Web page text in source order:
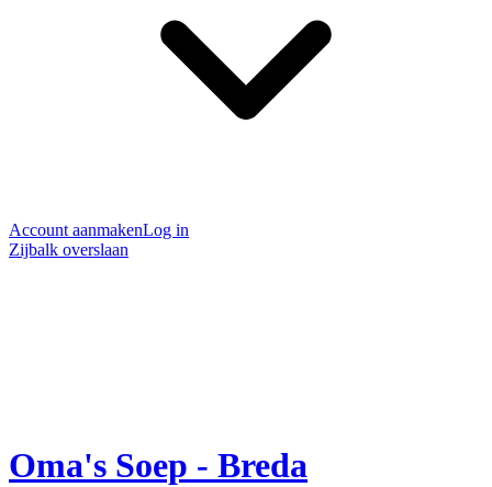
Account aanmakenLog in
Zijbalk overslaan
Oma's Soep - Breda